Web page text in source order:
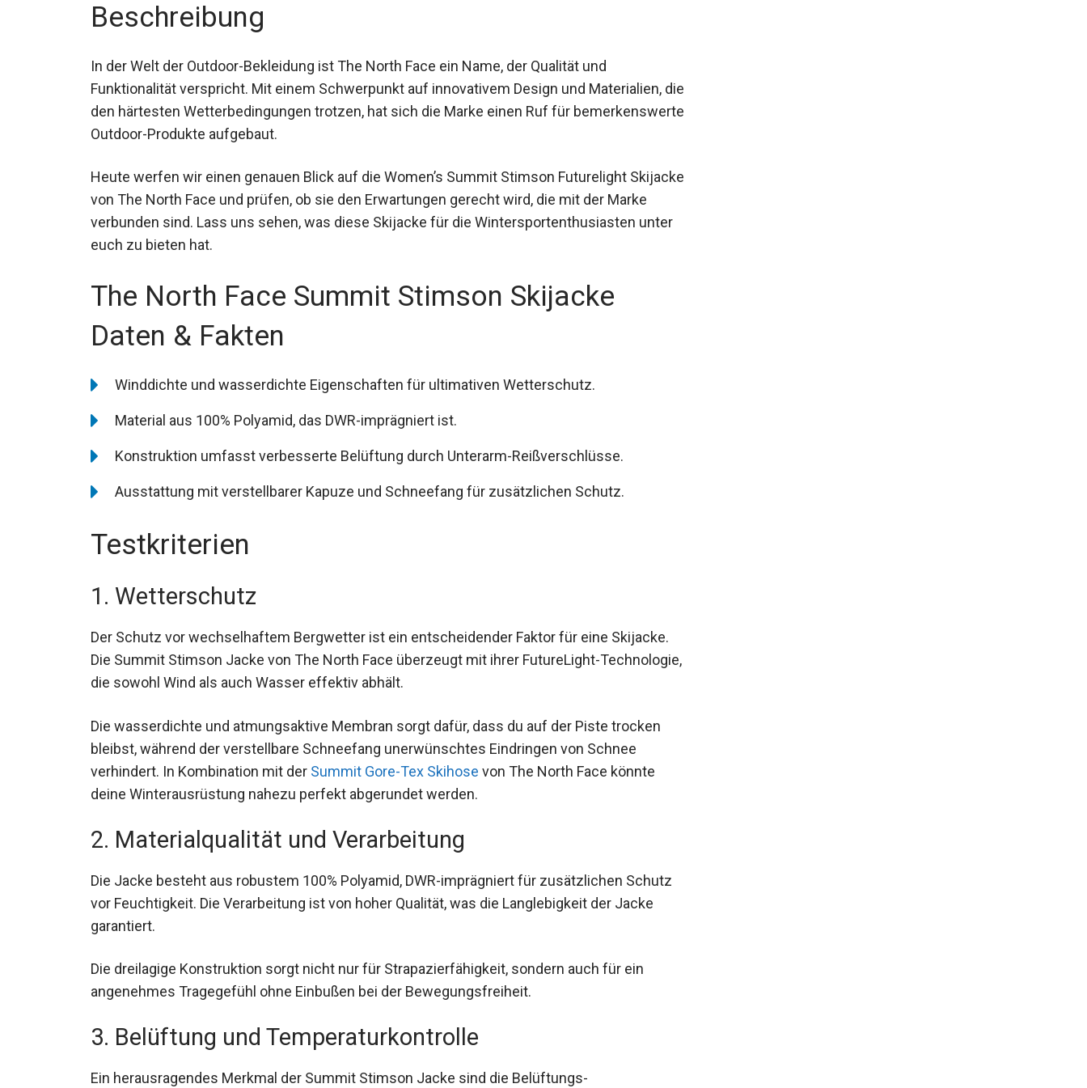
Beschreibung
In der Welt der Outdoor-Bekleidung ist The North Face ein Name, der Qualität und
Funktionalität verspricht. Mit einem Schwerpunkt auf innovativem Design und Materialien,
die den härtesten Wetterbedingungen trotzen, hat sich die Marke einen Ruf für
bemerkenswerte Outdoor-Produkte aufgebaut.
Heute werfen wir einen genauen Blick auf die Women’s Summit Stimson Futurelight
Skijacke von The North Face und prüfen, ob sie den Erwartungen gerecht wird, die mit der
Marke verbunden sind. Lass uns sehen, was diese Skijacke für die Wintersportenthusiasten
unter euch zu bieten hat.
The North Face Summit Stimson Skijacke
Daten & Fakten
Winddichte und wasserdichte Eigenschaften für ultimativen Wetterschutz.
Material aus 100% Polyamid, das DWR-imprägniert ist.
Konstruktion umfasst verbesserte Belüftung durch Unterarm-Reißverschlüsse.
Ausstattung mit verstellbarer Kapuze und Schneefang für zusätzlichen Schutz.
Testkriterien
1. Wetterschutz
Der Schutz vor wechselhaftem Bergwetter ist ein entscheidender Faktor für eine Skijacke.
Die Summit Stimson Jacke von The North Face überzeugt mit ihrer FutureLight-
Technologie, die sowohl Wind als auch Wasser effektiv abhält.
Die wasserdichte und atmungsaktive Membran sorgt dafür, dass du auf der Piste trocken
bleibst, während der verstellbare Schneefang unerwünschtes Eindringen von Schnee
verhindert. In Kombination mit der Summit Gore-Tex Skihose von The North Face könnte
deine Winterausrüstung nahezu perfekt abgerundet werden.
2. Materialqualität und Verarbeitung
Die Jacke besteht aus robustem 100% Polyamid, DWR-imprägniert für zusätzlichen Schutz
vor Feuchtigkeit. Die Verarbeitung ist von hoher Qualität, was die Langlebigkeit der Jacke
garantiert.
Die dreilagige Konstruktion sorgt nicht nur für Strapazierfähigkeit, sondern auch für ein
angenehmes Tragegefühl ohne Einbußen bei der Bewegungsfreiheit.
3. Belüftung und Temperaturkontrolle
Ein herausragendes Merkmal der Summit Stimson Jacke sind die Belüftungs-